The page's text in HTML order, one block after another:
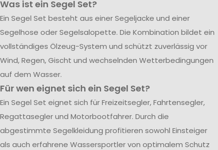
Was ist ein Segel Set?
Ein Segel Set besteht aus einer Segeljacke und einer
Segelhose oder Segelsalopette. Die Kombination bildet ein
vollständiges Ölzeug-System und schützt zuverlässig vor
Wind, Regen, Gischt und wechselnden Wetterbedingungen
auf dem Wasser.
Für wen eignet sich ein Segel Set?
Ein Segel Set eignet sich für Freizeitsegler, Fahrtensegler,
Regattasegler und Motorbootfahrer. Durch die
abgestimmte Segelkleidung profitieren sowohl Einsteiger
als auch erfahrene Wassersportler von optimalem Schutz